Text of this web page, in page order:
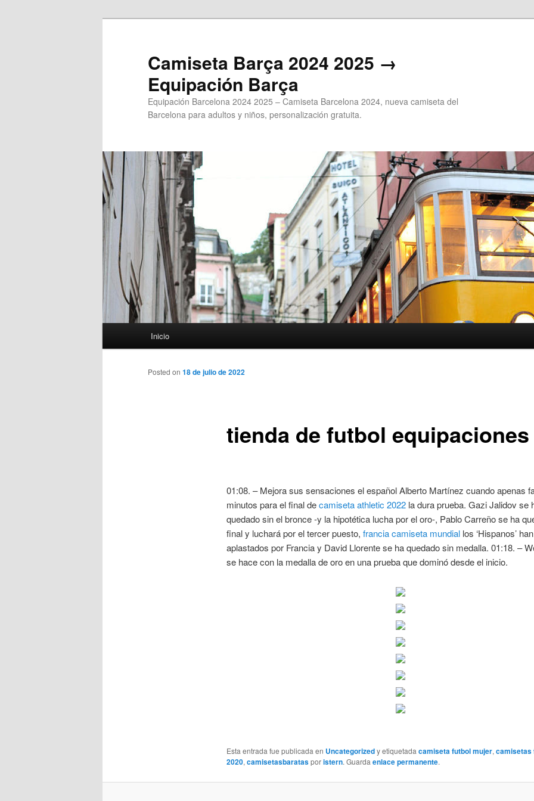
Camiseta Barça 2024 2025 →
Equipación Barça
Equipación Barcelona 2024 2025 – Camiseta Barcelona 2024, nueva camiseta del
Barcelona para adultos y niños, personalización gratuita.
Inicio
tienda de futbol equipaciones
Posted on 18 de julio de 2022
01:08. – Mejora sus sensaciones el español Alberto Martínez cuando apenas
minutos para el final decamiseta athletic 2022la dura prueba. Gazi Jalidov se
quedado sin el bronce -y la hipotética lucha por el oro-, Pablo Carreño se ha
final y luchará por el tercer puesto, francia camiseta mundiallos ‘Hispanos’
aplastados por Francia y David Llorente se ha quedado sin medalla. 01:18. –
se hace con la medalla de oro en una prueba que dominó desde el inicio.
Esta entrada fue publicada en Uncategorizedy etiquetadacamiseta futbol mujer,camisetas
2020,camisetasbaratasporistern. Guardaenlace permanente.